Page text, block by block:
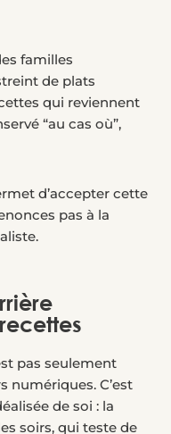
familles
de plats
qui reviennent
“au cas où”,
d’accepter cette
pas à la
pas seulement
numériques. C’est
de soi : la
soirs, qui teste de